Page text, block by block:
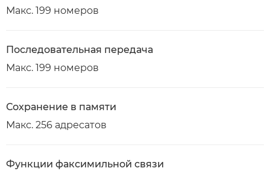
Макс. 199 номеров
Последовательная передача
Макс. 199 номеров
Сохранение в памяти
Макс. 256 адресатов
Функции факсимильной связи